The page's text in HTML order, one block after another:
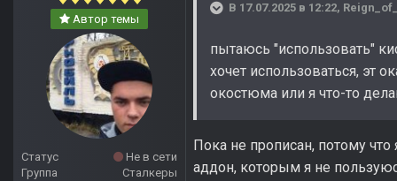
Автор темы
Статус
Не в сети
Группа
Сталкеры
В 17.07.2025 в 12:22,
пытаюсь "использовать"
хочет использоваться, эт
окостюма или я что-то
Пока не прописан, потому
аддон, которым я не